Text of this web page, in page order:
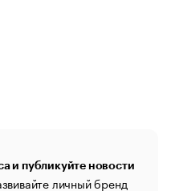
и публикуйте новости
личный бренд